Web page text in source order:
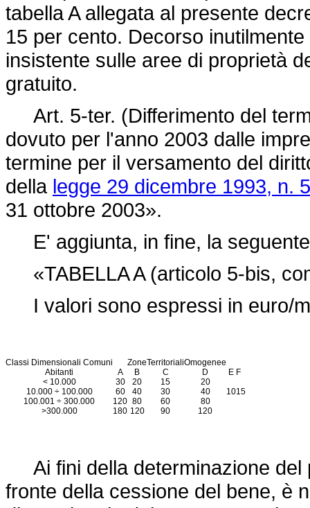
tabella A allegata al presente
15 per cento. Decorso
insistente sulle aree di proprietà
gratuito.
Art. 5-ter. (Differimento del
dovuto per l'anno 2003 dalle
termine per il versamento del
della legge 29 dicembre 1993, n.
31 ottobre 2003».
E' aggiunta, in fine, la
«TABELLA A (articolo 5-bis,
I valori sono espressi in euro/
Classi Dimensionali Comuni ZoneTerritorialiOmogenee
Abitanti
A B C D E F
< 10.000
30 20 15
20
10.000 ÷ 100.000
60 40 30 40 1015
100.001 ÷ 300.000
120 80 60
80
>300.000
180 120 90 120
Ai fini della determinazione del
fronte della cessione del bene, è